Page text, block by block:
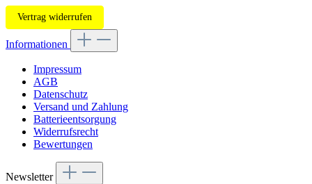
Vertrag widerrufen
Informationen
Impressum
AGB
Datenschutz
Versand und Zahlung
Batterieentsorgung
Widerrufsrecht
Bewertungen
Newsletter